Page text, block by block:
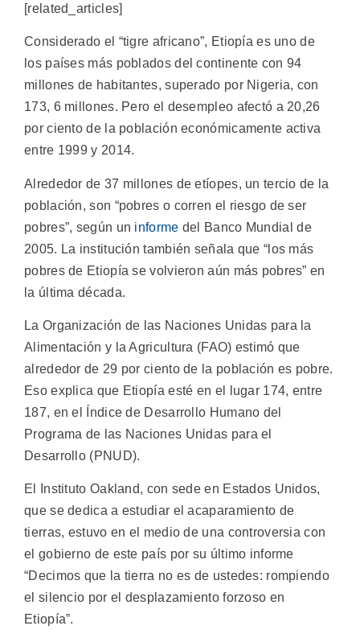
[related_articles]
Considerado el “tigre africano”, Etiopía es uno de
los países más poblados del continente con 94
millones de habitantes, superado por Nigeria, con
173, 6 millones. Pero el desempleo afectó a 20,26
por ciento de la población económicamente activa
entre 1999 y 2014.
Alrededor de 37 millones de etíopes, un tercio de la
población, son “pobres o corren el riesgo de ser
pobres”, según un informe del Banco Mundial de
2005. La institución también señala que “los más
pobres de Etiopía se volvieron aún más pobres” en
la última década.
La Organización de las Naciones Unidas para la
Alimentación y la Agricultura (FAO) estimó que
alrededor de 29 por ciento de la población es pobre.
Eso explica que Etiopía esté en el lugar 174, entre
187, en el Índice de Desarrollo Humano del
Programa de las Naciones Unidas para el
Desarrollo (PNUD).
El Instituto Oakland, con sede en Estados Unidos,
que se dedica a estudiar el acaparamiento de
tierras, estuvo en el medio de una controversia con
el gobierno de este país por su último informe
“Decimos que la tierra no es de ustedes: rompiendo
el silencio por el desplazamiento forzoso en
Etiopía”.